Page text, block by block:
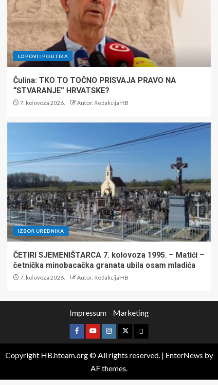
LOPOVI I POLITIKA
Čulina: TKO TO TOČNO PRISVAJA PRAVO NA
“STVARANJE” HRVATSKE?
7. kolovoza 2026. Autor: Redakcija HB
IZBOR UREDNIKA
ČETIRI SJEMENIŠTARCA 7. kolovoza 1995. – Matići –
četnička minobacačka granata ubila osam mladića
7. kolovoza 2026. Autor: Redakcija HB
Impressum Marketing
Copyright HB.hteam.org © All rights reserved. | EnterNews by
AF themes.